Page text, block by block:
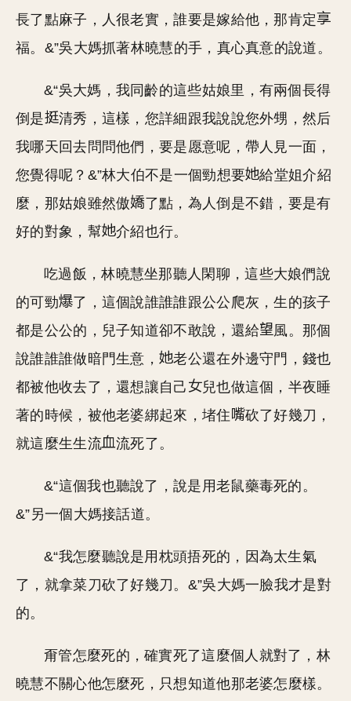
長了點麻子，人很老實，誰要是嫁給他，那肯定
福。&”吳大媽抓著林曉慧的手，真心真意的說道。
&“吳大媽，我同齡的這些姑娘里，有兩個長得
倒是
清秀，這樣，您詳細跟我說說您外甥，然后
我哪天回去問問他們，要是愿意呢，帶人見一面，
您覺得呢？&”林大伯不是一個勁想要
給堂姐介紹
麼，那姑娘雖然傲
了點，為人倒是不錯，要是有
好的對象，幫
介紹也行。
吃過飯，林曉慧坐那聽人閑聊，這些大娘們說
的可勁
了，這個說誰誰誰跟公公爬灰，生的孩子
都是公公的，兒子知道卻不敢說，還給
風。那個
說誰誰誰做暗門生意，
老公還在外邊守門，錢也
都被他收去了，還想讓自己
兒也做這個，半夜睡
著的時候，被他老婆綁起來，堵住
砍了好幾刀，
就這麼生生流
流死了。
&“這個我也聽說了，說是用老鼠藥毒死的。
&”另一個大媽接話道。
&“我怎麼聽說是用枕頭捂死的，因為太生氣
了，就拿菜刀砍了好幾刀。&”吳大媽一臉我才是對
的。
甭管怎麼死的，確實死了這麼個人就對了，林
曉慧不關心他怎麼死，只想知道他那老婆怎麼樣。